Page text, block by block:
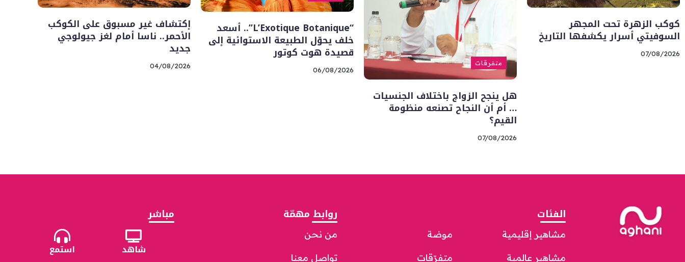
كوكب الزهرة تحت المجهر
السوفيتي أسرار يكشفها التاريخ
07/08/2026
متفرقات
هل ينجح الزواج باختلاف الجنسيات
… أم أن النجاح تصنعه منظومة
القيم؟
07/08/2026
“L’Exotique Botanique”.. أسعد
خلف يحوّل الطبيعة الاستوائية إلى
قصيدة هوت كوتور
06/08/2026
إكتشاف غير مسبوق على الكوكب
الأحمر.. ناسا أمام لغز جيولوجي
جديد
04/08/2026
الفئات
مشاهير إقليمية
مشاهير عالمية
موضة
متفرّقات
روابط مهمّة
من نحن
تواصل معنا
مباشر
شاهد استمع